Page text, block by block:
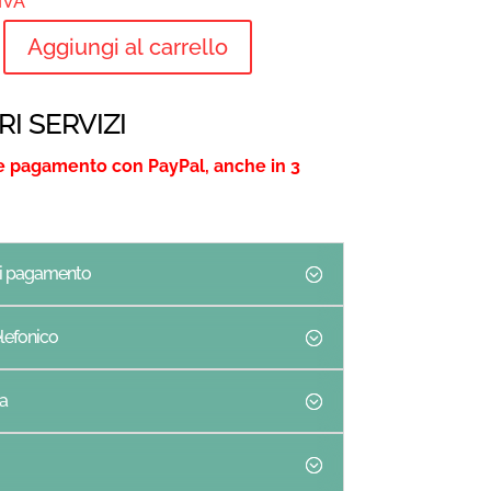
Aggiungi al carrello
SERVIZI
pagamento con PayPal, anche in 3
pagamento